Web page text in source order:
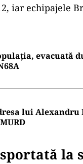
iar echipajele
evacuată
lui
la